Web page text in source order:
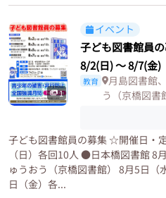
1
イベント
子ども図書館員
8/2(日)〜8/7(金)
教育
月島図書館
う（京橋図書
子ども図書館員の募集 ☆開催日・
（日）各回10人 ●日本橋図書館
ゅうおう（京橋図書館） 8月5日
日（金）各...